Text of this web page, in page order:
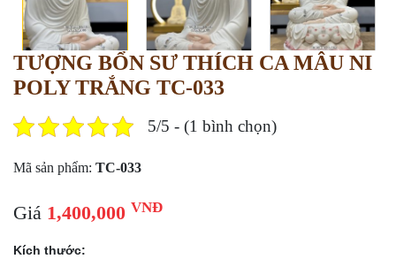
TƯỢNG BỔN SƯ THÍCH CA MÂU NI
POLY TRẮNG TC-033
5/5 - (1 bình chọn)
Mã sản phẩm: TC-033
Giá 1,400,000 VNĐ
Kích thước: